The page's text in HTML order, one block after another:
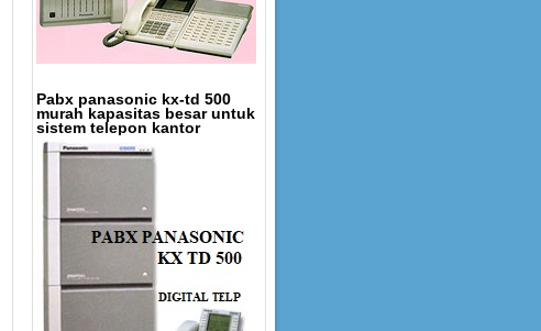
Pabx panasonic kx-td 500
murah kapasitas besar untuk
sistem telepon kantor